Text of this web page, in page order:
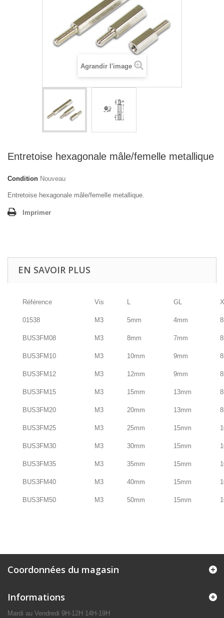
Agrandir l'image
Entretoise hexagonale mâle/femelle metallique
Condition Nouveau
Entretoise hexagonale mâle/femelle metallique.
Imprimer
EN SAVOIR PLUS
Référence Vis L GL
01538 M3 5mm 4mm
BUS3FM08 M3 8mm 7mm
BUS3FM10 M3 10mm 9mm
BUS3FM12 M3 12mm 9mm
BUS3FM15 M3 15mm 13mm
BUS3FM20 M3 20mm 13mm
BUS3FM25 M3 25mm 15mm
BUS3FM30 M3 30mm 15mm
BUS3FM35 M3 35mm 15mm
BUS3FM40 M3 40mm 15mm
BUS3FM50 M3 50mm 15mm
Coordonnées du magasin
Informations
Mardi au Vendredi 9H-12H 14H-19H